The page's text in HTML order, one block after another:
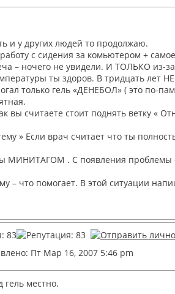
и у других людей то продолжаю.
с сидения за комьютером +
– ночего не увидели. И ТОЛЬКО из-
ты здоров. В тридцать лет
только гель «ДЕНЕБОЛ» ( это
вы считаете стоит поднять ветку «
» Если врач считает что ты
. С появления проблемы с
– что помогает. В этой ситуации
Пт Мар 16, 2007 5:46 pm
гель местно.